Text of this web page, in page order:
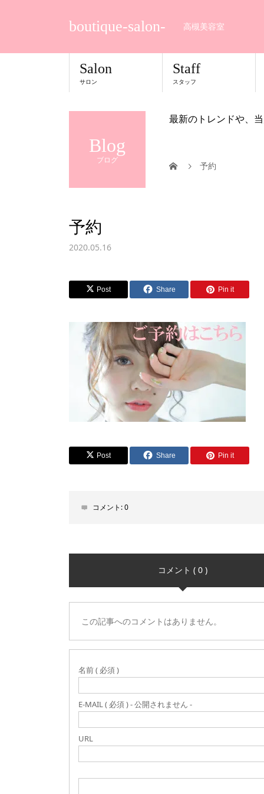
boutique-salon- 高槻美容室
Salon
サロン
Staff
スタッフ
Blog
ブログ
最新のトレンドや、
予約
予約
2020.05.16
Post Share Pin it
Post Share Pin it
コメント:0
コメント ( 0 )
この記事へのコメントはありません。
名前 ( 必須 )
E-MAIL ( 必須 ) - 公開されません -
URL